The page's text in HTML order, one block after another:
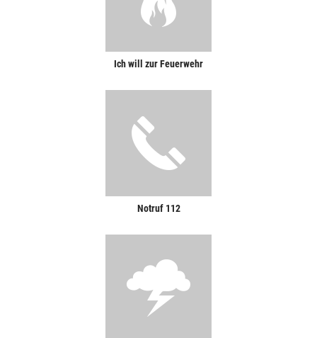
Ich will zur Feuerwehr
Notruf 112